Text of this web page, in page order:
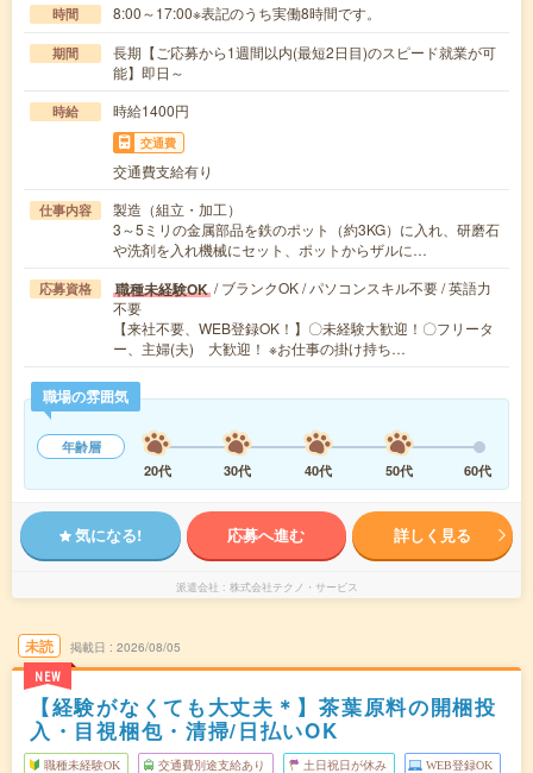
時間 8:00～17:00※表記のうち実働8時間です。
期間
長期【ご応募から1週間以内(最短2日目)のスピード就業が可
能】即日～
時給 時給1400円
交通費
交通費支給有り
仕事内容
製造（組立・加工）
3～5ミリの金属部品を鉄のポット（約3KG）に入れ、研磨石
や洗剤を入れ機械にセット、ポットからザルに…
応募資格 職種未経験OK / ブランクOK / パソコンスキル不要 / 英語力
不要
【来社不要、WEB登録OK！】〇未経験大歓迎！〇フリータ
ー、主婦(夫) 大歓迎！ ※お仕事の掛け持ち…
職場の雰囲気
年齢層
20代
30代 40代 50代 60代
気になる! 応募へ進む 詳しく見る
派遣会社 株式会社テクノ・サービス
未読
NEW
掲載日 2026/08/05
【経験がなくても大丈夫＊】茶葉原料の開梱投
入・目視梱包・清掃/日払いOK
職種未経験OK 交通費別途支給あり 土日祝日が休み WEB登録OK